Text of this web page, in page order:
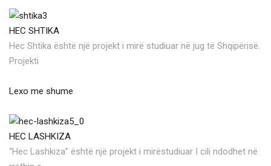
HEC SHTIKA
Hec Shtika është një projekt i mirë studiuar në jug të Shqipërisë.
Projekti
Lexo me shume
HEC LASHKIZA
“Hec Lashkiza” është një projekt i mirëstudiuar I cili ndodhet në